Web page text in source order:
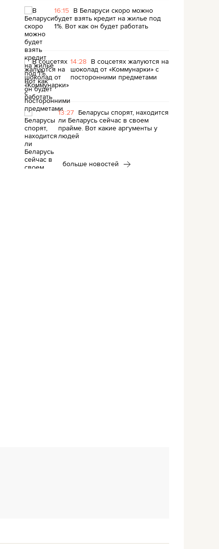
16:15 В Беларуси скоро можно
будет взять кредит на жилье под
1%. Вот как он будет работать
14:28 В соцсетях жалуются на
шоколад от «Коммунарки» с
посторонними предметами
13:27 Беларусы спорят, находится
ли Беларусь сейчас в своем
прайме. Вот какие аргументы у
людей
больше новостей